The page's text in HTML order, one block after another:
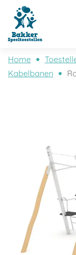
Home
Kabelbanen